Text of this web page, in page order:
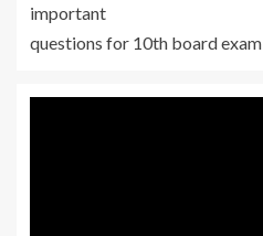
important
questions for 10th board exam